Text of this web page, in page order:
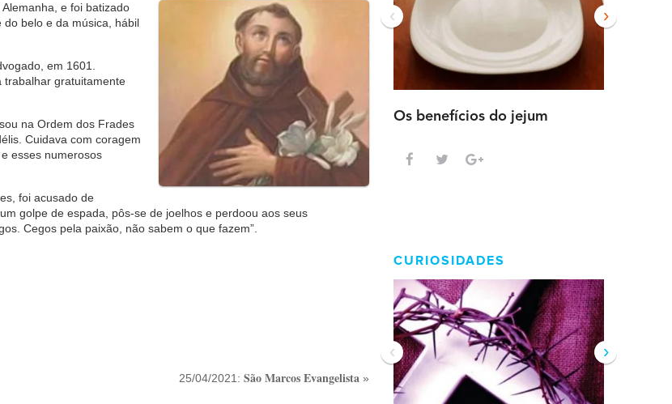
e foi batizado
belo e da música, hábil
em 1601.
trabalhar gratuitamente
na Ordem dos Frades
Cuidava com coragem
esses numerosos
foi acusado de
golpe de espada, pôs-se de joelhos e perdoou aos seus
Cegos pela paixão, não sabem o que fazem”.
25/04/2021: São Marcos Evangelista »
Os benefícios do jejum
‹ ›
CURIOSIDADES
‹ ›